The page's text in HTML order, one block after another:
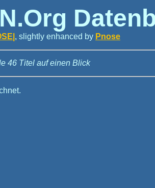
, slightly enhanced by Pnose
46 Titel auf einen Blick